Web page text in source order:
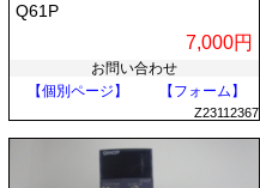
Q61P
7,000円
お問い合わせ
【個別ページ】
【フォーム】
Z23112367